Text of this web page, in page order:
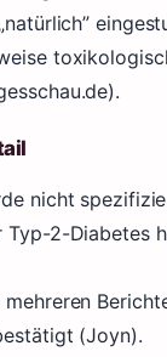
nicht
Typ-2-
(Joyn).